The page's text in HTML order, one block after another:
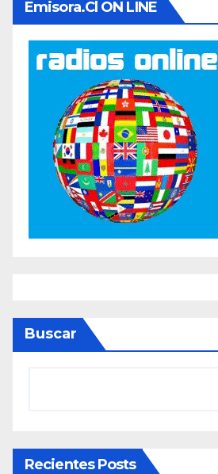
Emisora.cl ON LINE
Buscar
Recientes Posts